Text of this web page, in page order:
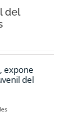
del
expone
del